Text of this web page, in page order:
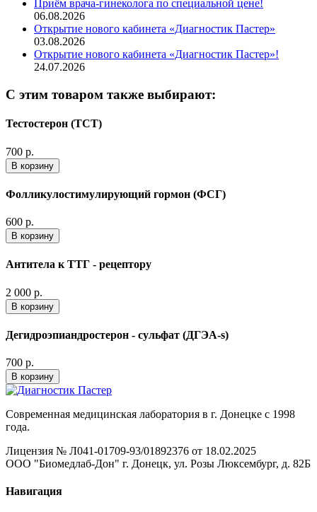
Приём врача-гинеколога по специальной цене!
06.08.2026
Открытие нового кабинета «Диагностик Пастер»
03.08.2026
Открытие нового кабинета «Диагностик Пастер»!
24.07.2026
С этим товаром также выбирают:
Тестостерон (ТСТ)
700 р.
В корзину
Фолликулостимулирующий гормон (ФСГ)
600 р.
В корзину
Антитела к ТТГ - рецептору
2 000 р.
В корзину
Дегидроэпиандростерон - сульфат (ДГЭА-s)
700 р.
В корзину
Современная медицинская лаборатория в г. Донецке с 1998
года.
Лицензия № Л041-01709-93/01892376 от 18.02.2025
ООО "Биомедлаб-Дон" г. Донецк, ул. Розы Люксембург, д. 82Б
Навигация